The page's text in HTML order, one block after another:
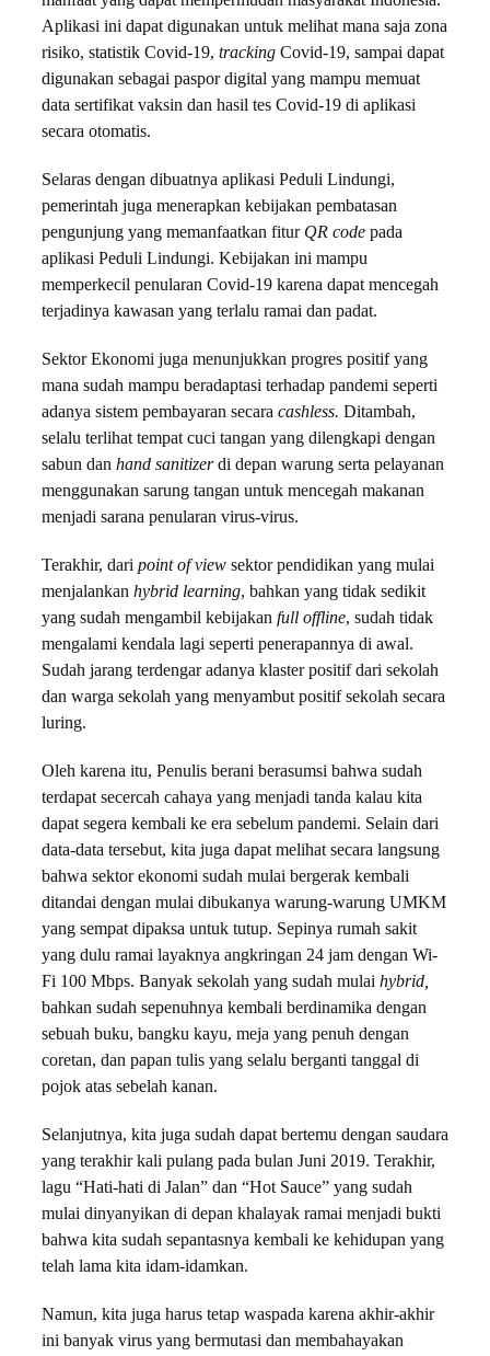
Aplikasi ini dapat digunakan untuk melihat mana saja zona
risiko, statistik Covid-19, tracking Covid-19, sampai dapat
digunakan sebagai paspor digital yang mampu memuat
data sertifikat vaksin dan hasil tes Covid-19 di aplikasi
secara otomatis.
Selaras dengan dibuatnya aplikasi Peduli Lindungi,
pemerintah juga menerapkan kebijakan pembatasan
pengunjung yang memanfaatkan fiturQR code pada
aplikasi Peduli Lindungi. Kebijakan ini mampu
memperkecil penularan Covid-19 karena dapat mencegah
terjadinya kawasan yang terlalu ramai dan padat.
Sektor Ekonomi juga menunjukkan progres positif yang
mana sudah mampu beradaptasi terhadap pandemi seperti
adanya sistem pembayaran secara cashless. Ditambah,
selalu terlihat tempat cuci tangan yang dilengkapi dengan
sabun dan hand sanitizerdi depan warung serta pelayanan
menggunakan sarung tangan untuk mencegah makanan
menjadi sarana penularan virus-virus.
Terakhir, dari point of view sektor pendidikan yang mulai
menjalankan hybrid learning, bahkan yang tidak sedikit
yang sudah mengambil kebijakan full offline, sudah tidak
mengalami kendala lagi seperti penerapannya di awal.
Sudah jarang terdengar adanya klaster positif dari sekolah
dan warga sekolah yang menyambut positif sekolah secara
luring.
Oleh karena itu, Penulis berani berasumsi bahwa sudah
terdapat secercah cahaya yang menjadi tanda kalau kita
dapat segera kembali ke era sebelum pandemi. Selain dari
data-data tersebut, kita juga dapat melihat secara langsung
bahwa sektor ekonomi sudah mulai bergerak kembali
ditandai dengan mulai dibukanya warung-warung UMKM
yang sempat dipaksa untuk tutup. Sepinya rumah sakit
yang dulu ramai layaknya angkringan 24 jam dengan Wi-
Fi 100 Mbps. Banyak sekolah yang sudah mulai hybrid,
bahkan sudah sepenuhnya kembali berdinamika dengan
sebuah buku, bangku kayu, meja yang penuh dengan
coretan, dan papan tulis yang selalu berganti tanggal di
pojok atas sebelah kanan.
Selanjutnya, kita juga sudah dapat bertemu dengan saudara
yang terakhir kali pulang pada bulan Juni 2019. Terakhir,
lagu “Hati-hati di Jalan” dan “Hot Sauce” yang sudah
mulai dinyanyikan di depan khalayak ramai menjadi bukti
bahwa kita sudah sepantasnya kembali ke kehidupan yang
telah lama kita idam-idamkan.
Namun, kita juga harus tetap waspada karena akhir-akhir
ini banyak virus yang bermutasi dan membahayakan